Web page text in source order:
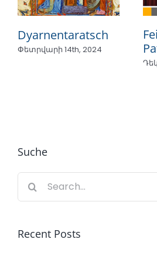
Dyarnentaratsch
Փետրվարի 14th, 2024
Suche
Search
for:
Recent Posts